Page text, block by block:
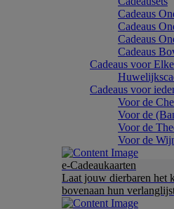
Cadeaus
Cadeaus
Cadeaus
Cadeaus
Cadeaus voor
Cadeaus voor
Voor de
Voor de
Voor de
Voor de
e-Cadeaukaarten
Laat jouw dierbaren het
bovenaan hun